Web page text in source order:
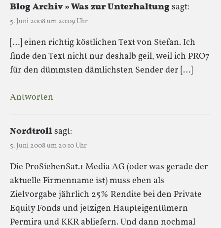
Blog Archiv » Was zur Unterhaltungsagt:
5. Juni 2008 um 20:09 Uhr
[…] einen richtig köstlichen Text von Stefan. Ich
finde den Text nicht nur deshalb geil, weil ich PRO7
für den dümmsten dämlichsten Sender der […]
Antworten
Nordtrollsagt:
5. Juni 2008 um 20:10 Uhr
Die ProSiebenSat.1 Media AG (oder was gerade der
aktuelle Firmenname ist) muss eben als
Zielvorgabe jährlich 25% Rendite bei den Private
Equity Fonds und jetzigen Haupteigentümern
Permira und KKR abliefern. Und dann nochmal